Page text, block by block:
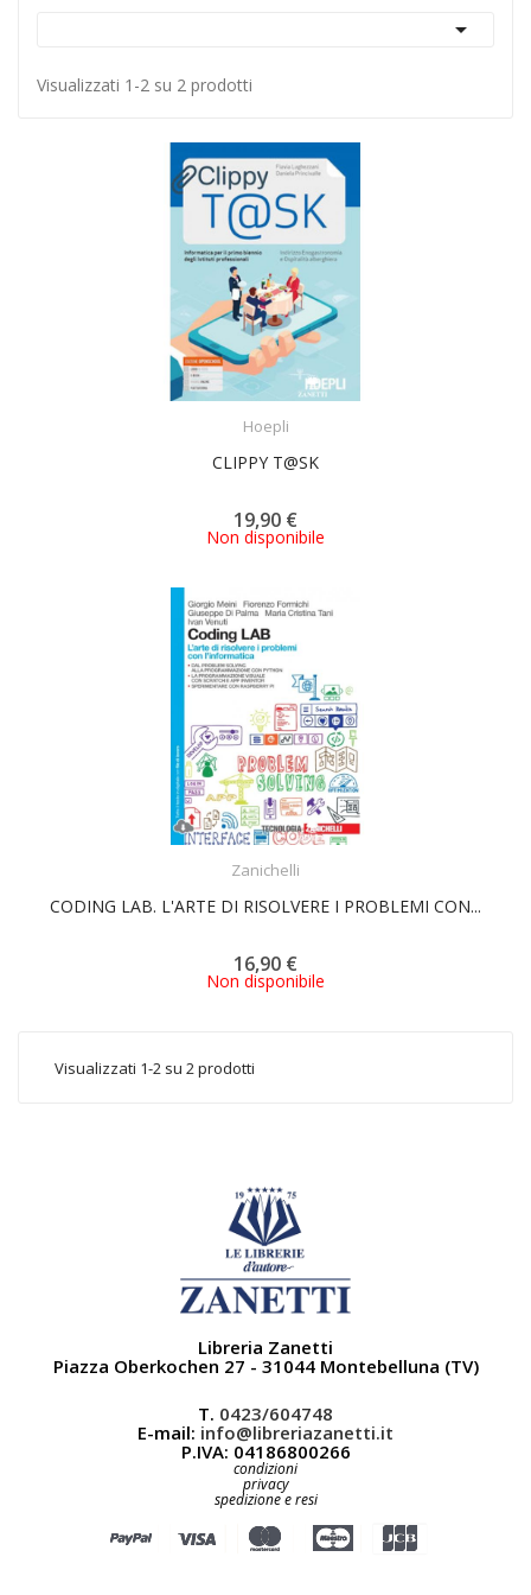

Visualizzati 1-2 su 2 prodotti
Hoepli
CLIPPY T@SK
19,90 €
Non disponibile
Zanichelli
CODING LAB. L'ARTE DI RISOLVERE I PROBLEMI CON...
16,90 €
Non disponibile
Visualizzati 1-2 su 2 prodotti
Libreria Zanetti
Piazza Oberkochen 27 - 31044 Montebelluna (TV)
T. 0423/604748
E-mail: info@libreriazanetti.it
P.IVA: 04186800266
condizioni
privacy
spedizione e resi